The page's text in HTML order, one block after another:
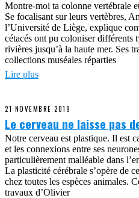
Montre-moi ta colonne vertébrale
Se focalisant sur leurs vertèbres,
l’Université de Liège, explique
cétacés ont pu coloniser différents
rivières jusqu’à la haute mer. Ses
collections muséales réparties
Lire plus
21 NOVEMBRE 2019
Le cerveau ne laisse pas
Notre cerveau est plastique. Il est
et les connexions entre ses
particulièrement malléable dans
La plasticité cérébrale s’opère de
chez toutes les espèces animales.
travaux d’Olivier